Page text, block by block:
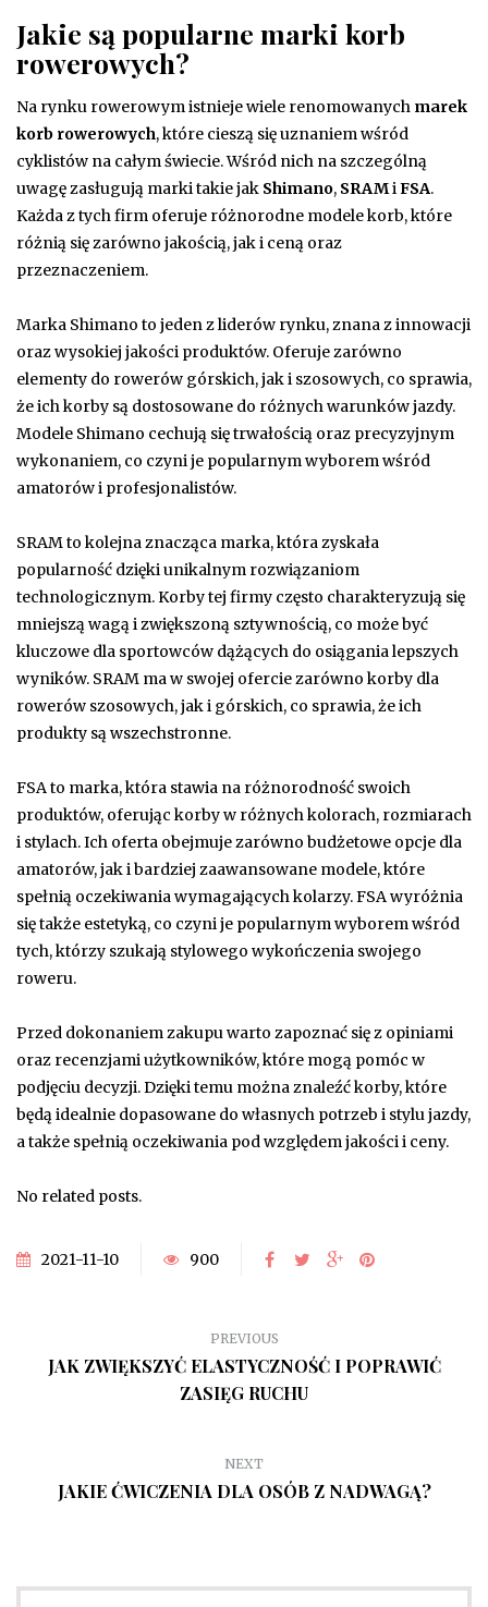
Jakie są popularne marki korb
rowerowych?
Na rynku rowerowym istnieje wiele renomowanych marek
korb rowerowych, które cieszą się uznaniem wśród
cyklistów na całym świecie. Wśród nich na szczególną
uwagę zasługują marki takie jak Shimano, SRAMiFSA.
Każda z tych firm oferuje różnorodne modele korb, które
różnią się zarówno jakością, jak i ceną oraz
przeznaczeniem.
Marka Shimano to jeden z liderów rynku, znana z innowacji
oraz wysokiej jakości produktów. Oferuje zarówno
elementy do rowerów górskich, jak i szosowych, co sprawia,
że ich korby są dostosowane do różnych warunków jazdy.
Modele Shimano cechują się trwałością oraz precyzyjnym
wykonaniem, co czyni je popularnym wyborem wśród
amatorów i profesjonalistów.
SRAM to kolejna znacząca marka, która zyskała
popularność dzięki unikalnym rozwiązaniom
technologicznym. Korby tej firmy często charakteryzują się
mniejszą wagą i zwiększoną sztywnością, co może być
kluczowe dla sportowców dążących do osiągania lepszych
wyników. SRAM ma w swojej ofercie zarówno korby dla
rowerów szosowych, jak i górskich, co sprawia, że ich
produkty są wszechstronne.
FSA to marka, która stawia na różnorodność swoich
produktów, oferując korby w różnych kolorach, rozmiarach
i stylach. Ich oferta obejmuje zarówno budżetowe opcje dla
amatorów, jak i bardziej zaawansowane modele, które
spełnią oczekiwania wymagających kolarzy. FSA wyróżnia
się także estetyką, co czyni je popularnym wyborem wśród
tych, którzy szukają stylowego wykończenia swojego
roweru.
Przed dokonaniem zakupu warto zapoznać się z opiniami
oraz recenzjami użytkowników, które mogą pomóc w
podjęciu decyzji. Dzięki temu można znaleźć korby, które
będą idealnie dopasowane do własnych potrzeb i stylu jazdy,
a także spełnią oczekiwania pod względem jakości i ceny.
No related posts.
2021-11-10 900
PREVIOUS
JAK ZWIĘKSZYĆ ELASTYCZNOŚĆ I POPRAWIĆ
ZASIĘG RUCHU
NEXT
JAKIE ĆWICZENIA DLA OSÓB Z NADWAGĄ?